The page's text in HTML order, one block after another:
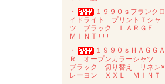
・
１９９０ｓフランクロ
イドライト プリントＴシャ
ツ ブラック ＬＡＲＧＥ
ＭＩＮＴ+++
・
１９９０ｓＨＡＧＧＡ
Ｒ オープンカラーシャツ
ブラック 切り替え リネン×
レーヨン ＸＸＬ ＭＩＮＴ